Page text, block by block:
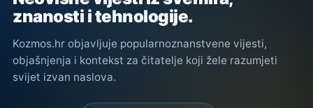
znanosti i tehnologije.
Kozmos.hr objavljuje popularnoznanstvene vijesti,
objašnjenja i kontekst za čitatelje koji žele razumjeti
svijet izvan naslova.